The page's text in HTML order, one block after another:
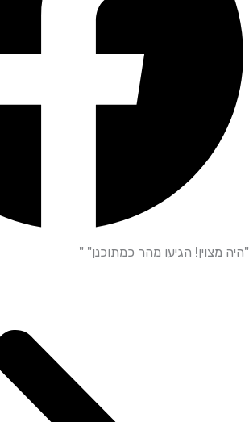
"היה מצוין! הגיעו מהר כמתוכנן" "